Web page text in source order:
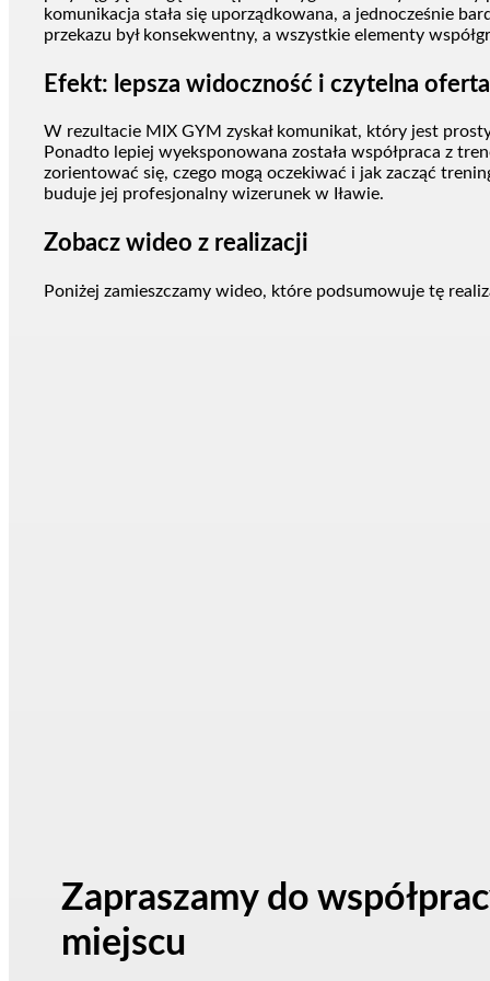
komunikacja stała się uporządkowana, a jednocześnie
przekazu był konsekwentny, a wszystkie elementy
Efekt: lepsza widoczność i czytelna oferta
W rezultacie MIX GYM zyskał komunikat, który jest
Ponadto lepiej wyeksponowana została współpraca z
zorientować się, czego mogą oczekiwać i jak zacząć
buduje jej profesjonalny wizerunek w Iławie.
Zobacz wideo z realizacji
Poniżej zamieszczamy wideo, które podsumowuje tę
Zapraszamy do
miejscu